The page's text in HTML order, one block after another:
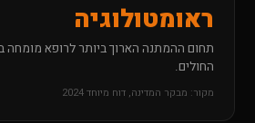
ראומטולוגיה
תחום ההמתנה הארוך ביותר לרופא מומחה
החולים.
מקור: מבקר המדינה, דוח מיוחד 2024